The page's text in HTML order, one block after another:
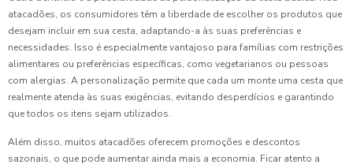
atacadões, os consumidores têm a liberdade de escolher os produtos que
desejam incluir em sua cesta, adaptando-a às suas preferências e
necessidades. Isso é especialmente vantajoso para famílias com restrições
alimentares ou preferências específicas, como vegetarianos ou pessoas
com alergias. A personalização permite que cada um monte uma cesta que
realmente atenda às suas exigências, evitando desperdícios e garantindo
que todos os itens sejam utilizados.
Além disso, muitos atacadões oferecem promoções e descontos
sazonais, o que pode aumentar ainda mais a economia. Ficar atento a